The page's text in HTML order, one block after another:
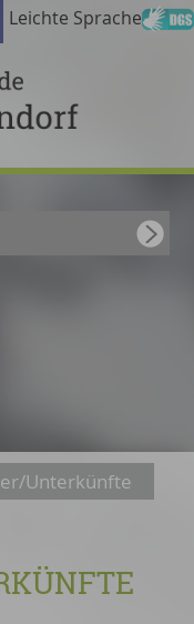
Leichte Sprache
Unterkünfte